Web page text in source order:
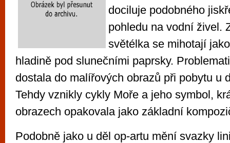
dociluje podobného
pohledu na vodní živel.
světélka se mihotají
hladině pod slunečními paprsky.
dostala do malířových obrazů při pobytu u
Tehdy vznikly cykly Moře a jeho symbol,
obrazech opakovala jako základní
Podobně jako u děl op-artu mění svazky